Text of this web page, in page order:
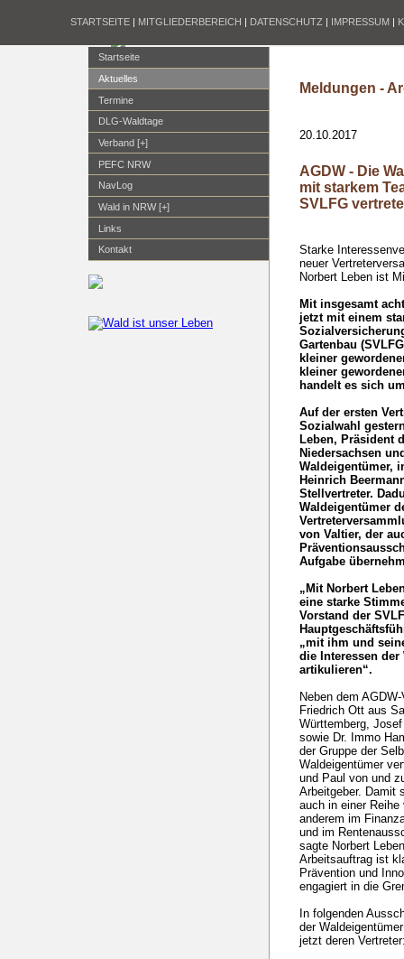
STARTSEITE | MITGLIEDERBEREICH | DATENSCHUTZ | IMPRESSUM |
Startseite
Aktuelles
Termine
DLG-Waldtage
Verband [+]
PEFC NRW
NavLog
Wald in NRW [+]
Links
Kontakt
Meldungen -
20.10.2017
AGDW - Die
mit starkem
SVLFG
Starke
neuer
Norbert Leben ist
Mit insgesamt
jetzt mit einem
Gartenbau
kleiner
kleiner
handelt es sich
Auf der ersten
Sozialwahl
Leben, Präsident
Niedersachsen
Waldeigentümer,
Heinrich
Stellvertreter.
Waldeigentümer
von Valtier, der
Aufgabe
„Mit Norbert
eine starke
Vorstand der
„mit ihm und
die Interessen
artikulieren“.
Neben dem
Friedrich Ott aus
Württemberg,
sowie Dr. Immo
der Gruppe der
Waldeigentümer
und Paul von und
Arbeitgeber. Damit
auch in einer
anderem im
und im
sagte Norbert
Arbeitsauftrag ist
Prävention und
engagiert in die
In folgenden
der
jetzt deren